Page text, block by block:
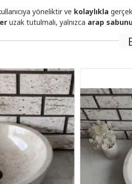
yöneliktir ve kolaylıkla
uzak tutulmalı, yalnızca arap